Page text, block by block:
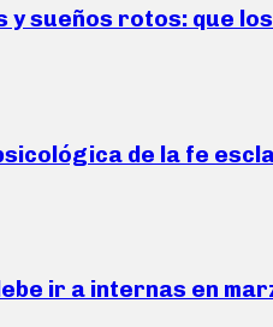
y sueños rotos: que
de la fe
ir a internas en